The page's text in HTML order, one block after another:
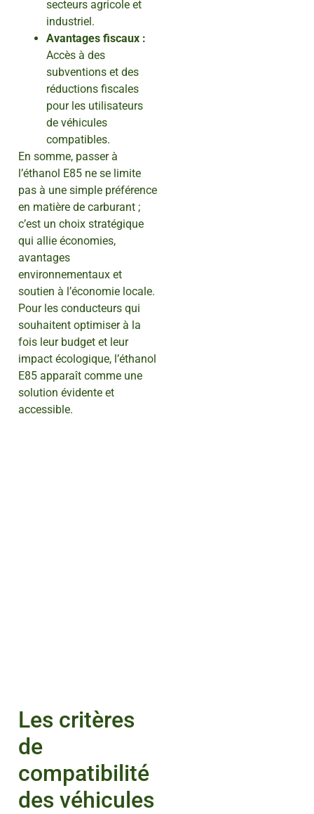
secteurs agricole et
industriel.
Avantages fiscaux :
Accès à des
subventions et des
réductions fiscales
pour les utilisateurs
de véhicules
compatibles.
En somme, passer à
l’éthanol E85 ne se limite
pas à une simple préférence
en matière de carburant ;
c’est un choix stratégique
qui allie économies,
avantages
environnementaux et
soutien à l’économie locale.
Pour les conducteurs qui
souhaitent optimiser à la
fois leur budget et leur
impact écologique, l’éthanol
E85 apparaît comme une
solution évidente et
accessible.
Les critères
de
compatibilité
des véhicules